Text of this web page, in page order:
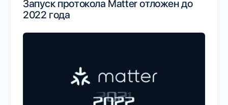
Запуск протокола Matter отложен до
2022 года